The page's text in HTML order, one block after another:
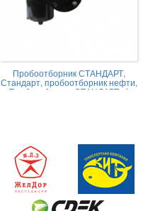
Пробоотборник СТАНДАРТ,
Стандарт, пробоотборник нефти,
Пробоотборник СТАНДАРТ -А